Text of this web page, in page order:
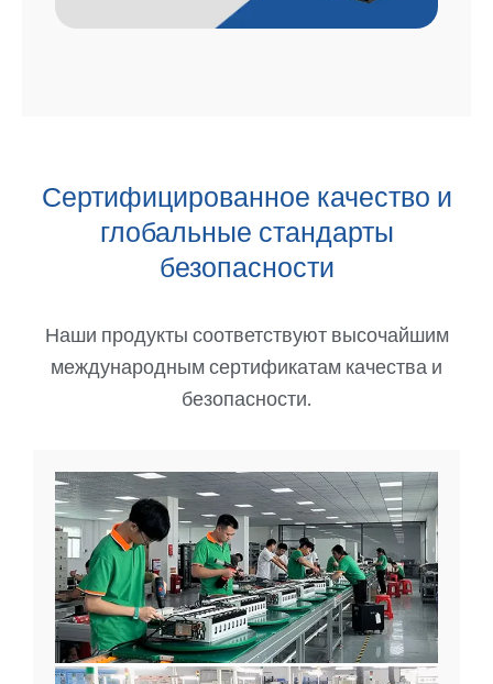
Сертифицированное качество и
глобальные стандарты
безопасности
Наши продукты соответствуют высочайшим
международным сертификатам качества и
безопасности.